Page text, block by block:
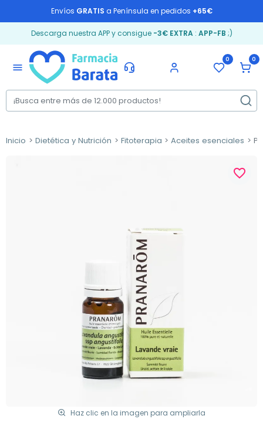
Envíos GRATIS a Península en pedidos +65€
Descarga nuestra APP y consigue -3€ EXTRA: APP-FB ;)
menu
0 0
Inicio Dietética y Nutrición Fitoterapia Aceites esenciales
Haz clic en la imagen para ampliarla
favorite_border